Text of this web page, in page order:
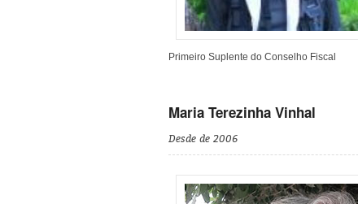
Primeiro Suplente do Conselho Fiscal
Maria Terezinha Vinhal
Desde de 2006